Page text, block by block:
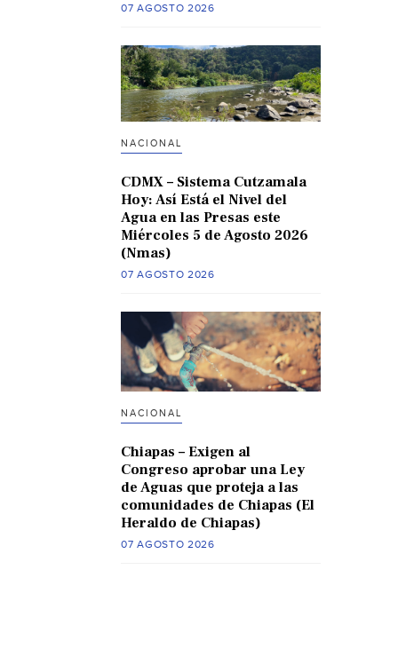
07 AGOSTO 2026
NACIONAL
CDMX – Sistema Cutzamala
Hoy: Así Está el Nivel del
Agua en las Presas este
Miércoles 5 de Agosto 2026
(Nmas)
07 AGOSTO 2026
NACIONAL
Chiapas – Exigen al
Congreso aprobar una Ley
de Aguas que proteja a las
comunidades de Chiapas (El
Heraldo de Chiapas)
07 AGOSTO 2026